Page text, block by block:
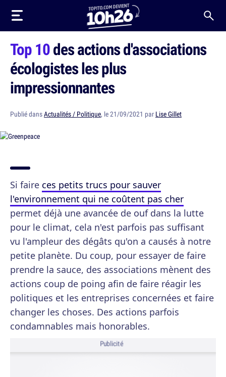
Top 10des actions d'associations
écologistes les plus
impressionnantes
Publié dansActualités / Politique, le 21/09/2021 par Lise Gillet
Si faire ces petits trucs pour sauver
l'environnement qui ne coûtent pas cher
permet déjà une avancée de ouf dans la lutte
pour le climat, cela n'est parfois pas suffisant
vu l'ampleur des dégâts qu'on a causés à notre
petite planète. Du coup, pour essayer de faire
prendre la sauce, des associations mènent des
actions coup de poing afin de faire réagir les
politiques et les entreprises concernées et faire
changer les choses. Des actions parfois
condamnables mais honorables.
Publicité